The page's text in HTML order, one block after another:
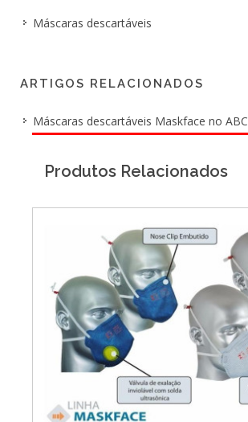
Máscaras descartáveis
ARTIGOS RELACIONADOS
Máscaras descartáveis Maskface no ABC
Produtos Relacionados